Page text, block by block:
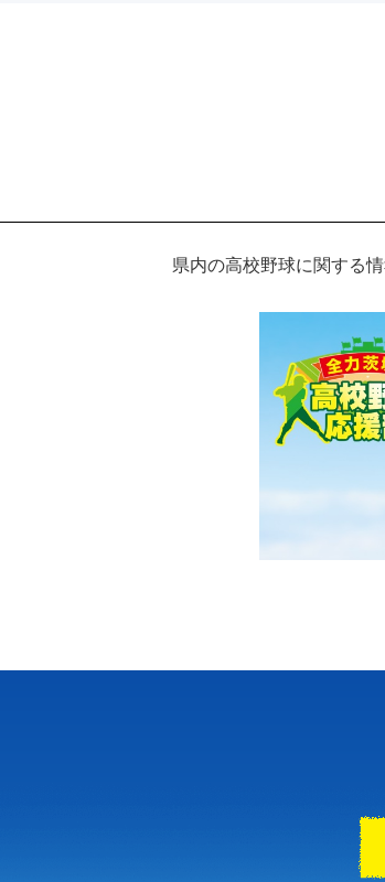
県内の高校野球に関する情